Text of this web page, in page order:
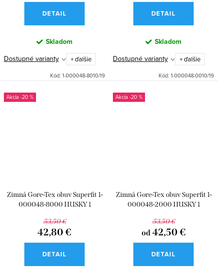
DETAIL
Skladom
Dostupné varianty + ďalšie
Kód: 1-000048-8010/19
DETAIL
Skladom
Dostupné varianty + ďalšie
Kód: 1-000048-0010/19
-20 %
Zimná Gore-Tex obuv Superfit 1-
000048-8000 HUSKY 1
53,50 €
42,80 €
DETAIL
-20 %
Zimná Gore-Tex obuv Superfit 1-
000048-2000 HUSKY 1
53,50 €
od42,50 €
DETAIL